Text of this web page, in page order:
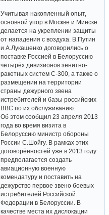
Учитывая накопленный опыт,
основной упор в Москве и Минске
делается на укреплении защиты
от нападения с воздуха. В.Путин
и А.Лукашенко договорились о
поставке Россией в Белоруссию
четырёх дивизионов зенитно-
ракетных систем С-300, а также о
размещении на территории
страны дежурного звена
истребителей и базы российских
ВВС по их обслуживанию.
Об этом сообщил 23 апреля 2013
года во время визита в
Белоруссию министр обороны
России С.Шойгу. В рамках этих
договорённостей уже в 2013 году
предполагается создать
авиационную военную
комендатуру и поставить на
дежурство первое звено боевых
истребителей Российской
Федерации в Белоруссии. В
качестве места их дислокации